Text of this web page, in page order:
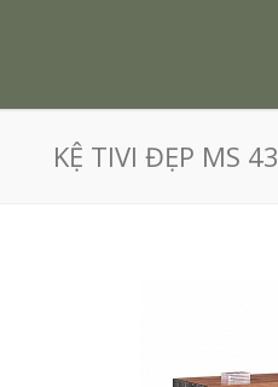
KỆ TIVI ĐẸP MS 43